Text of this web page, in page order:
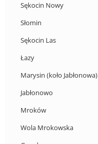
Sękocin Nowy
Słomin
Sękocin Las
Łazy
Marysin (koło Jabłonowa)
Jabłonowo
Mroków
Wola Mrokowska